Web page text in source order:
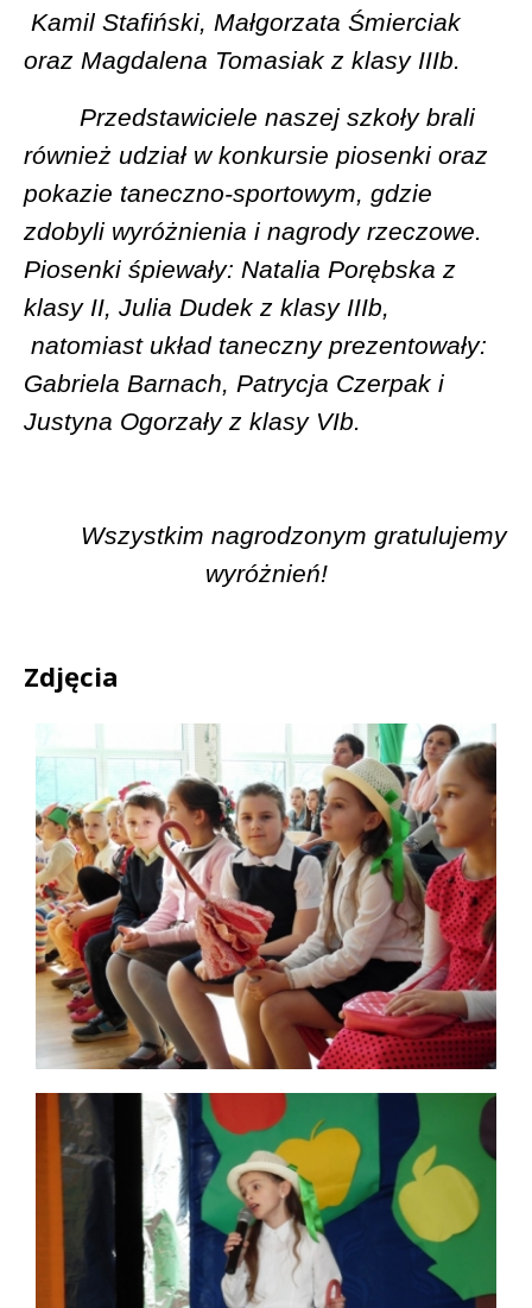
Kamil Stafiński, Małgorzata Śmierciak
oraz Magdalena Tomasiak z klasy IIIb.
Przedstawiciele naszej szkoły brali
również udział w konkursie piosenki oraz
pokazie taneczno-sportowym, gdzie
zdobyli wyróżnienia i nagrody rzeczowe.
Piosenki śpiewały: Natalia Porębska z
klasy II, Julia Dudek z klasy IIIb,
natomiast układ taneczny prezentowały:
Gabriela Barnach, Patrycja Czerpak i
Justyna Ogorzały z klasy VIb.
Wszystkim nagrodzonym gratulujemy
wyróżnień!
Zdjęcia